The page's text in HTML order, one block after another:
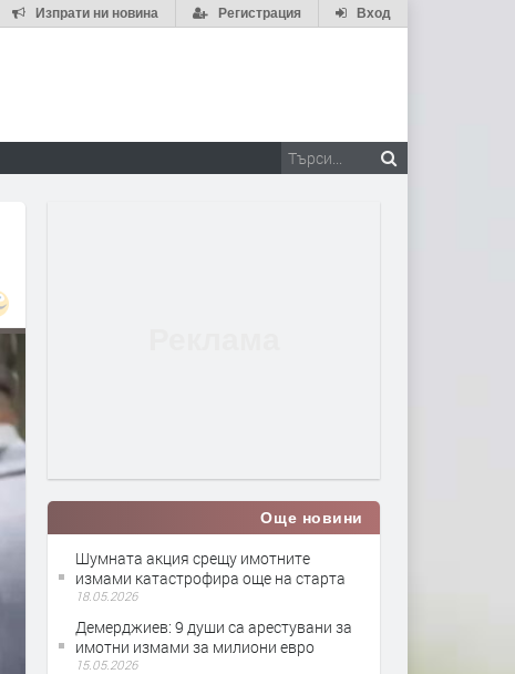
Вход
Регистрация
Изпрати ни новина
Още новини
Шумната акция срещу имотните
измами катастрофира още на старта
18.05.2026
Демерджиев: 9 души са арестувани за
имотни измами за милиони евро
15.05.2026